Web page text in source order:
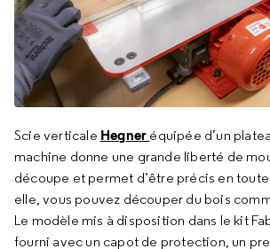
Scie verticale Hegner équipée d’un
machine donne une grande liberté de
découpe et permet d’être précis en
elle, vous pouvez découper du bois
Le modèle mis à disposition dans le kit
fourni avec un capot de protection, un